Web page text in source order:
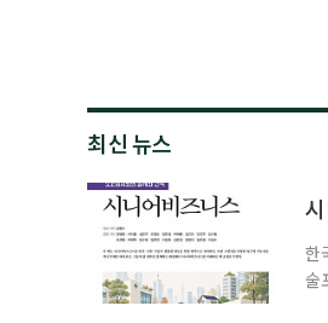
최신 뉴스
한
술